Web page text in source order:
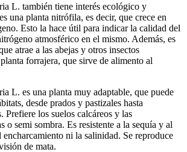
L. también tiene interés ecológico y
una planta nitrófila, es decir, que crece en
Esto la hace útil para indicar la calidad del
atmosférico en el mismo. Además, es
atrae a las abejas y otros insectos
forrajera, que sirve de alimento al
L. es una planta muy adaptable, que puede
desde prados y pastizales hasta
Prefiere los suelos calcáreos y las
o semi sombra. Es resistente a la sequía y al
ni la salinidad. Se reproduce
de mata.